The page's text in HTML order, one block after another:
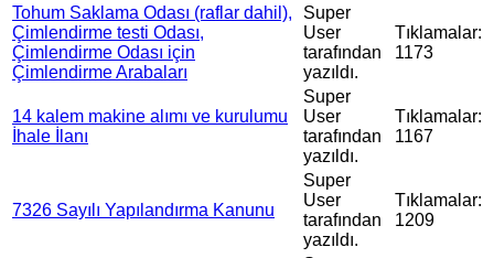
Tohum Saklama Odası (raflar dahil),
Çimlendirme testi Odası,
Çimlendirme Odası için
Çimlendirme Arabaları
Super
User
tarafından
yazıldı.
Tıklamalar:
1173
14 kalem makine alımı ve kurulumu
İhale İlanı
Super
User
tarafından
yazıldı.
Tıklamalar:
1167
7326 Sayılı Yapılandırma Kanunu
Super
User
tarafından
yazıldı.
Tıklamalar:
1209